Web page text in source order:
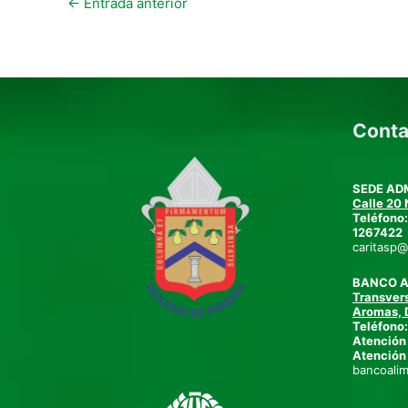
← Entrada anterior
SEDE
Calle 20
1267422
BANCO
Aromas,
Atención
Atención